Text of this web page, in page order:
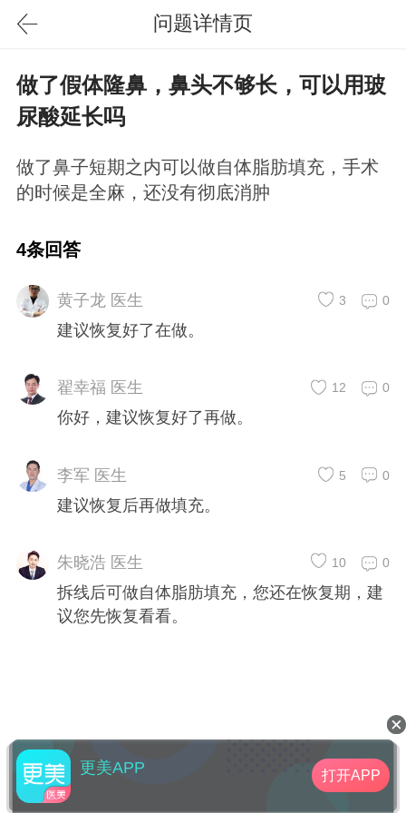
问题详情页
做了假体隆鼻，鼻头不够长，可以用玻
尿酸延长吗
做了鼻子短期之内可以做自体脂肪填充，手术
的时候是全麻，还没有彻底消肿
4条回答
黄子龙 医生 0
3
建议恢复好了在做。
翟幸福 医生 0
12
你好，建议恢复好了再做。
李军 医生 0
5
建议恢复后再做填充。
朱晓浩 医生 0
10
拆线后可做自体脂肪填充，您还在恢复期，建
议您先恢复看看。
更美APP 打开APP